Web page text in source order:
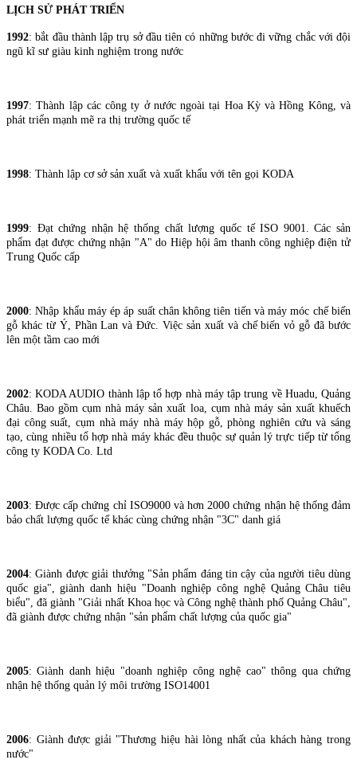
LỊCH SỬ PHÁT TRIỂN
1992: bắt đầu thành lập trụ sở đầu tiên có những bước đi vững chắc với đội
ngũ kĩ sư giàu kinh nghiệm trong nước
1997: Thành lập các công ty ở nước ngoài tại Hoa Kỳ và Hồng Kông, và
phát triển mạnh mẽ ra thị trường quốc tế
1998: Thành lập cơ sở sản xuất và xuất khẩu với tên gọi KODA
1999: Đạt chứng nhận hệ thống chất lượng quốc tế ISO 9001. Các sản
phẩm đạt được chứng nhận "A" do Hiệp hội âm thanh công nghiệp điện tử
Trung Quốc cấp
2000: Nhập khẩu máy ép áp suất chân không tiên tiến và máy móc chế biến
gỗ khác từ Ý, Phần Lan và Đức. Việc sản xuất và chế biến vỏ gỗ đã bước
lên một tầm cao mới
2002: KODA AUDIO thành lập tổ hợp nhà máy tập trung về Huadu, Quảng
Châu. Bao gồm cụm nhà máy sản xuất loa, cụm nhà máy sản xuất khuếch
đại công suất, cụm nhà máy nhà máy hộp gỗ, phòng nghiên cứu và sáng
tạo, cùng nhiều tổ hợp nhà máy khác đều thuộc sự quản lý trực tiếp từ tổng
công ty KODA Co. Ltd
2003: Được cấp chứng chỉ ISO9000 và hơn 2000 chứng nhận hệ thống đảm
bảo chất lượng quốc tế khác cùng chứng nhận "3C" danh giá
2004: Giành được giải thưởng "Sản phẩm đáng tin cậy của người tiêu dùng
quốc gia", giành danh hiệu "Doanh nghiệp công nghệ Quảng Châu tiêu
biểu", đã giành "Giải nhất Khoa học và Công nghệ thành phố Quảng Châu",
đã giành được chứng nhận "sản phẩm chất lượng của quốc gia"
2005: Giành danh hiệu "doanh nghiệp công nghệ cao" thông qua chứng
nhận hệ thống quản lý môi trường ISO14001
2006: Giành được giải "Thương hiệu hài lòng nhất của khách hàng trong
nước"